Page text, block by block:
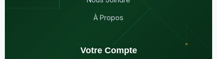
À Propos
Votre Compte